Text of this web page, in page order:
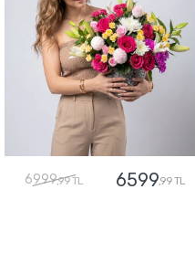
6999,99 TL 6599,99 TL